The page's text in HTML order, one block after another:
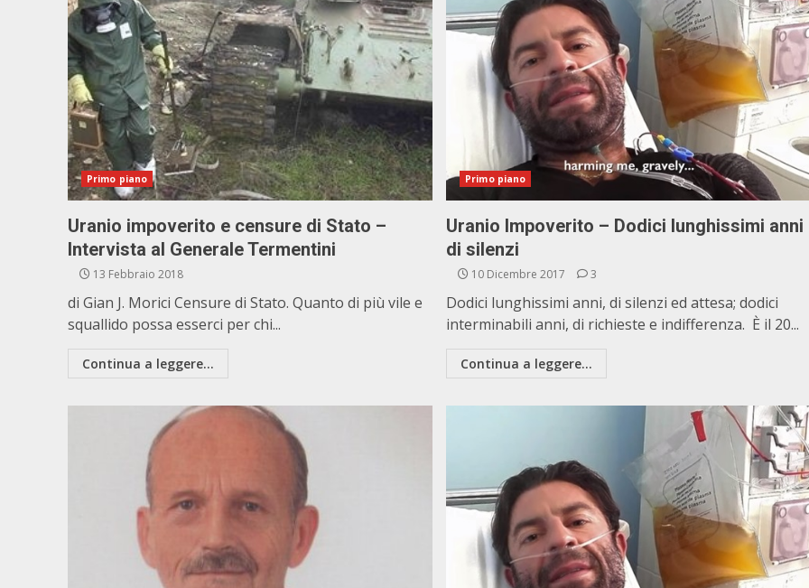
Primo piano
Uranio impoverito e censure di Stato –
Intervista al Generale Termentini
13 Febbraio 2018
di Gian J. Morici Censure di Stato. Quanto di più vile e
squallido possa esserci per chi...
Continua a leggere...
Primo piano
Uranio Impoverito – Dodici lunghissimi anni
di silenzi
10 Dicembre 2017 3
Dodici lunghissimi anni, di silenzi ed attesa; dodici
interminabili anni, di richieste e indifferenza. È il 20...
Continua a leggere...